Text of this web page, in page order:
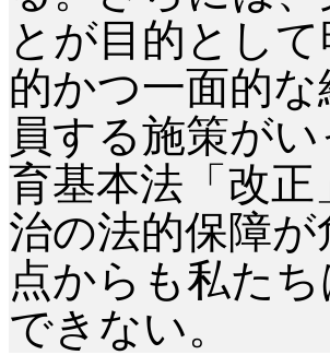
とが目的とし
的かつ一面的
員する施策が
育基本法「改
治の法的保障
点からも私た
できない。